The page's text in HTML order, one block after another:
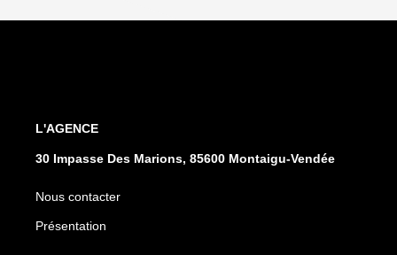
L'AGENCE
30 Impasse Des Marions, 85600 Montaigu-Vendée
Nous contacter
Présentation